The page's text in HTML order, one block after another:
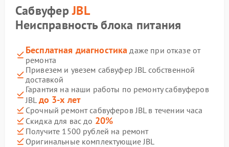
СабвуферJBL
Неисправность блока питания
Бесплатная диагностика даже при отказе от
ремонта
Привезем и увезем сабвуфер JBL собственной
доставкой
Гарантия на наши работы по ремонту сабвуферов
JBL до 3-х лет
Срочный ремонт сабвуферов JBL в течении часа
Скидка для вас до 20%
Получите 1500 рублей на ремонт
Оригинальные комплектующие JBL